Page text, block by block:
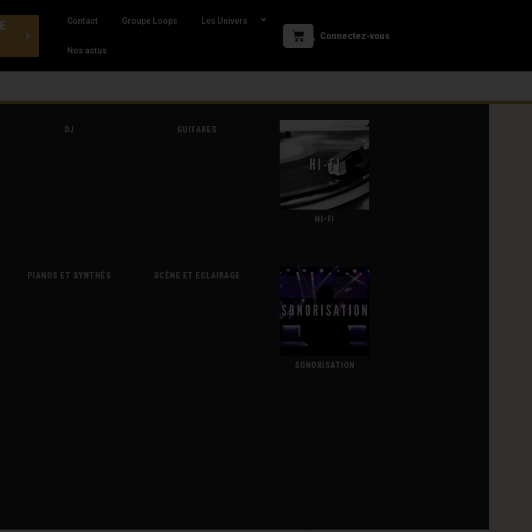
Contact Groupe Loops Les Univers
Nos actus
Connectez-vous
DJ GUITARES
HI-FI
PIANOS ET SYNTHÉS SCÈNE ET ECLAIRAGE
SONORISATION